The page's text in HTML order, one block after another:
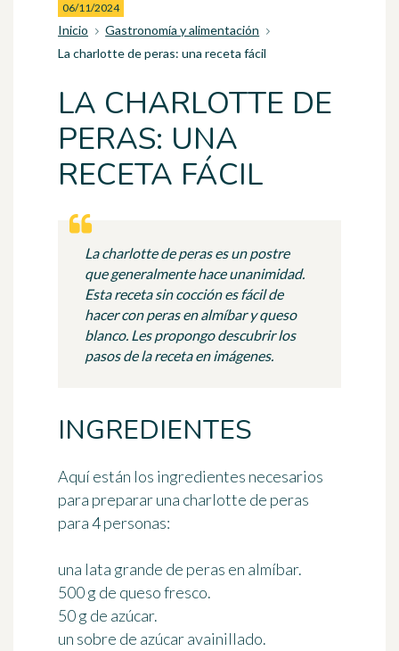
06/11/2024
Inicio
Gastronomía y alimentación
La charlotte de peras: una receta fácil
LA CHARLOTTE DE
PERAS: UNA
RECETA FÁCIL
La charlotte de peras es un postre
que generalmente hace unanimidad.
Esta receta sin cocción es fácil de
hacer con peras en almíbar y queso
blanco. Les propongo descubrir los
pasos de la receta en imágenes.
INGREDIENTES
Aquí están los ingredientes necesarios
para preparar una charlotte de peras
para 4 personas:
una lata grande de peras en almíbar.
500 g de queso fresco.
50 g de azúcar.
un sobre de azúcar avainillado.